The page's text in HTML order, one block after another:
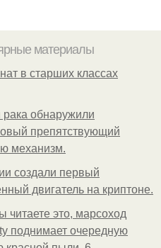
материалы
в старших классах
рака обнаружили
препятствующий
механизм.
создали первый
двигатель на криптоне.
читаете это, марсоход
поднимает очередную